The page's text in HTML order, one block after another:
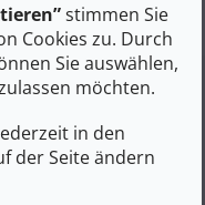
stimmen Sie
Cookies zu. Durch
Sie auswählen,
möchten.
in den
der Seite ändern